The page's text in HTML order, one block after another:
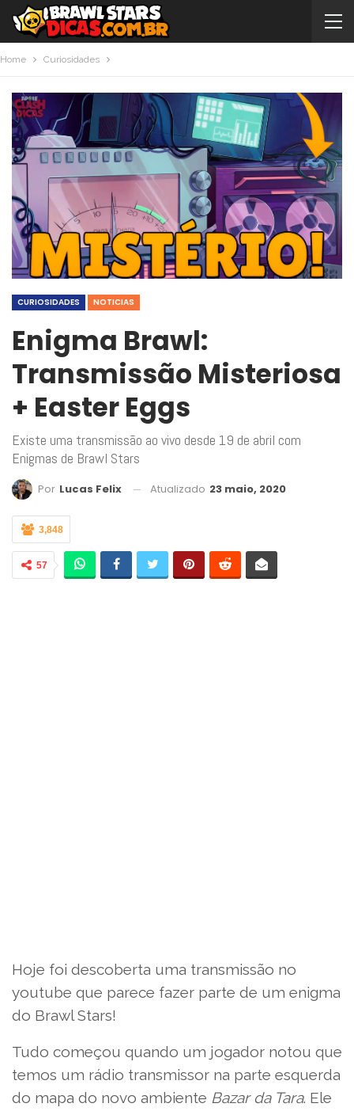
Home Curiosidades
CURIOSIDADES NOTICIAS
Enigma Brawl:
Transmissão Misteriosa
+ Easter Eggs
Existe uma transmissão ao vivo desde 19 de abril com
Enigmas de Brawl Stars
Por Lucas Felix Atualizado 23 maio, 2020
3,848
57
Hoje foi descoberta uma transmissão no
youtube que parece fazer parte de um enigma
do Brawl Stars!
Tudo começou quando um jogador notou que
temos um rádio transmissor na parte esquerda
do mapa do novo ambiente Bazar da Tara. Ele